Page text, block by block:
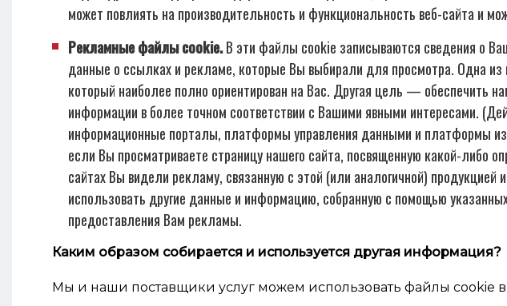
может повлиять на производительность и функциональность веб-сайта и
Рекламные файлы cookie.В эти файлы cookie записываются сведения о
данные о ссылках и рекламе, которые Вы выбирали для просмотра. Одна
который наиболее полно ориентирован на Вас. Другая цель — обеспечить
информации в более точном соответствии с Вашими явными интересами.
информационные порталы, платформы управления данными и платформы
если Вы просматриваете страницу нашего сайта, посвященную какой-либо
сайтах Вы видели рекламу, связанную с этой (или аналогичной)
использовать другие данные и информацию, собранную с помощью
предоставления Вам рекламы.
Каким образом собирается и используется другая информация?
Мы и наши поставщики услуг можем использовать файлы cookie в